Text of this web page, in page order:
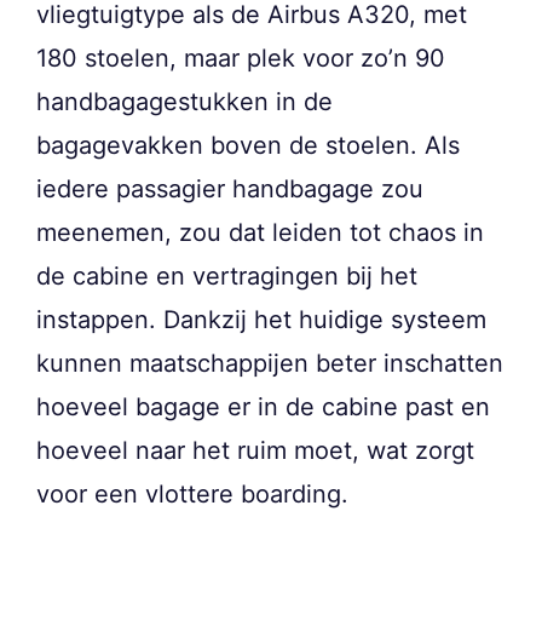
vliegtuigtype als de Airbus A320, met
180 stoelen, maar plek voor zo’n 90
handbagagestukken in de
bagagevakken boven de stoelen. Als
iedere passagier handbagage zou
meenemen, zou dat leiden tot chaos in
de cabine en vertragingen bij het
instappen. Dankzij het huidige systeem
kunnen maatschappijen beter inschatten
hoeveel bagage er in de cabine past en
hoeveel naar het ruim moet, wat zorgt
voor een vlottere boarding.